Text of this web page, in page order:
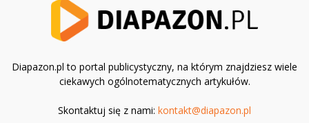
Diapazon.pl to portal publicystyczny, na którym znajdziesz wiele
ciekawych ogólnotematycznych artykułów.
Skontaktuj się z nami: kontakt@diapazon.pl